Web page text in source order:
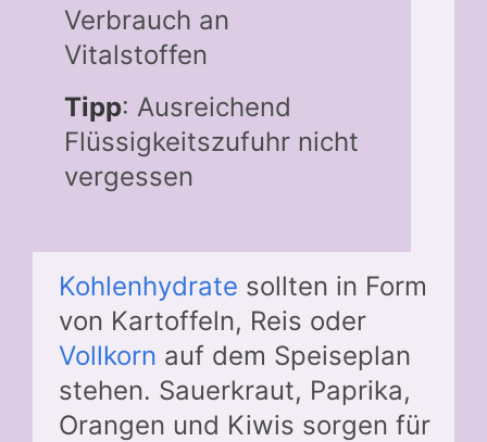
Verbrauch an
Vitalstoffen
Tipp: Ausreichend
Flüssigkeitszufuhr nicht
vergessen
Kohlenhydrate sollten in Form
von Kartoffeln, Reis oder
Vollkorn auf dem Speiseplan
stehen. Sauerkraut, Paprika,
Orangen und Kiwis sorgen für